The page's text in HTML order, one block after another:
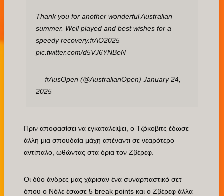
Thank you for another wonderful Australian
summer. Well played and best wishes for a
speedy recovery.#AO2025
pic.twitter.com/d5VJ6YNBeN
— #AusOpen (@AustralianOpen) January 24,
2025
Πριν αποφασίσει να εγκαταλείψει, ο Τζόκοβιτς έδωσε
άλλη μια σπουδαία μάχη απέναντι σε νεαρότερο
αντίπαλο, ωθώντας στα όρια τον Ζβέρεφ.
Οι δύο άνδρες μας χάρισαν ένα συναρπαστικό σετ
όπου ο Νόλε έσωσε 5 break points και ο Ζβέρεφ άλλα